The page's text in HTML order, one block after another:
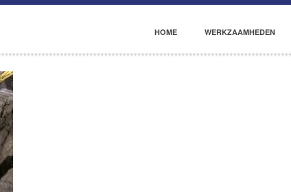
HOME WERKZAAMHEDEN